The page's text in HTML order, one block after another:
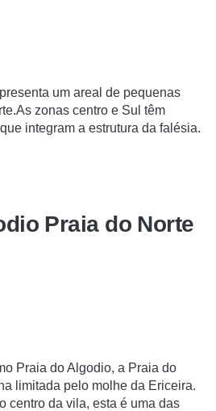
um areal de pequenas
zonas centro e Sul têm
integram a estrutura da falésia.
Praia do Norte
Praia do Algodio, a Praia do
limitada pelo molhe da Ericeira.
centro da vila, esta é uma das